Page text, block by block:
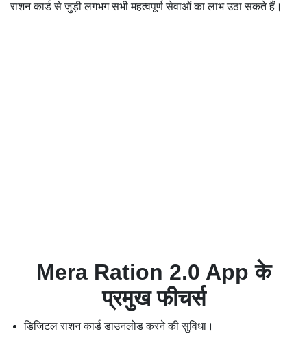
राशन कार्ड से जुड़ी लगभग सभी महत्वपूर्ण सेवाओं का लाभ उठा सकते हैं।
Mera Ration 2.0 App के
प्रमुख फीचर्स
डिजिटल राशन कार्ड डाउनलोड करने की सुविधा।